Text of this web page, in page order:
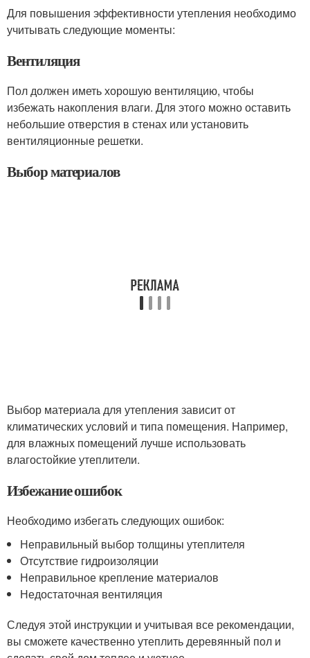
Для повышения эффективности утепления необходимо
учитывать следующие моменты:
Вентиляция
Пол должен иметь хорошую вентиляцию, чтобы
избежать накопления влаги. Для этого можно оставить
небольшие отверстия в стенах или установить
вентиляционные решетки.
Выбор материалов
Выбор материала для утепления зависит от
климатических условий и типа помещения. Например,
для влажных помещений лучше использовать
влагостойкие утеплители.
Избежание ошибок
Необходимо избегать следующих ошибок:
Неправильный выбор толщины утеплителя
Отсутствие гидроизоляции
Неправильное крепление материалов
Недостаточная вентиляция
Следуя этой инструкции и учитывая все рекомендации,
вы сможете качественно утеплить деревянный пол и